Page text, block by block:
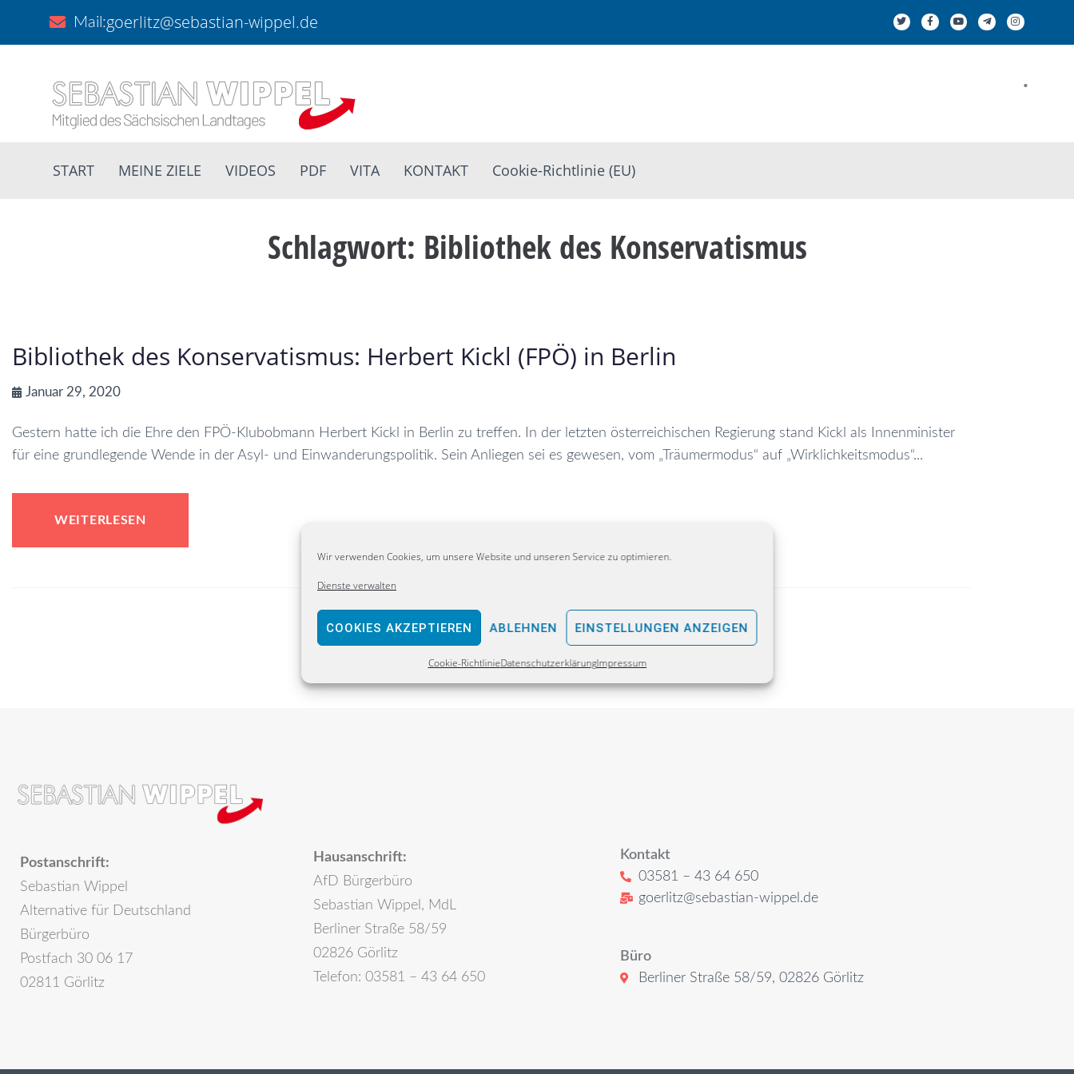
Wir verwenden Cookies, um unsere Website und unseren Service zu optimieren.
Dienste verwalten
COOKIES AKZEPTIEREN ABLEHNEN EINSTELLUNGEN ANZEIGEN
Cookie-RichtlinieDatenschutzerklärungImpressum
Mail:goerlitz@sebastian-wippel.de
.
START MEINE ZIELE VIDEOS PDF VITA KONTAKT Cookie-Richtlinie (EU)
Schlagwort: Bibliothek des Konservatismus
Bibliothek des Konservatismus: Herbert Kickl (FPÖ) in Berlin
Januar 29, 2020
Gestern hatte ich die Ehre den FPÖ-Klubobmann Herbert Kickl in Berlin zu treffen. In der letzten österreichischen Regierung stand Kickl als Innenminister
für eine grundlegende Wende in der Asyl- und Einwanderungspolitik. Sein Anliegen sei es gewesen, vom „Träumermodus“ auf „Wirklichkeitsmodus“...
WEITERLESEN
Postanschrift:
Sebastian Wippel
Alternative für Deutschland
Bürgerbüro
Postfach 30 06 17
02811 Görlitz
Hausanschrift:
AfD Bürgerbüro
Sebastian Wippel, MdL
Berliner Straße 58/59
02826 Görlitz
Telefon: 03581 – 43 64 650
Kontakt
03581 – 43 64 650
goerlitz@sebastian-wippel.de
Büro
Berliner Straße 58/59, 02826 Görlitz